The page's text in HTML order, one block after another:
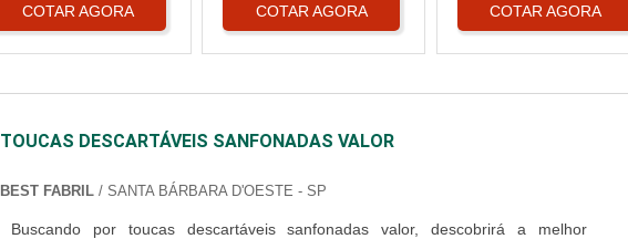
COTAR AGORA COTAR AGORA COTAR AGORA
TOUCAS DESCARTÁVEIS SANFONADAS VALOR
BEST FABRIL / SANTA BÁRBARA D'OESTE - SP
Buscando por toucas descartáveis sanfonadas valor, descobrirá a melhor